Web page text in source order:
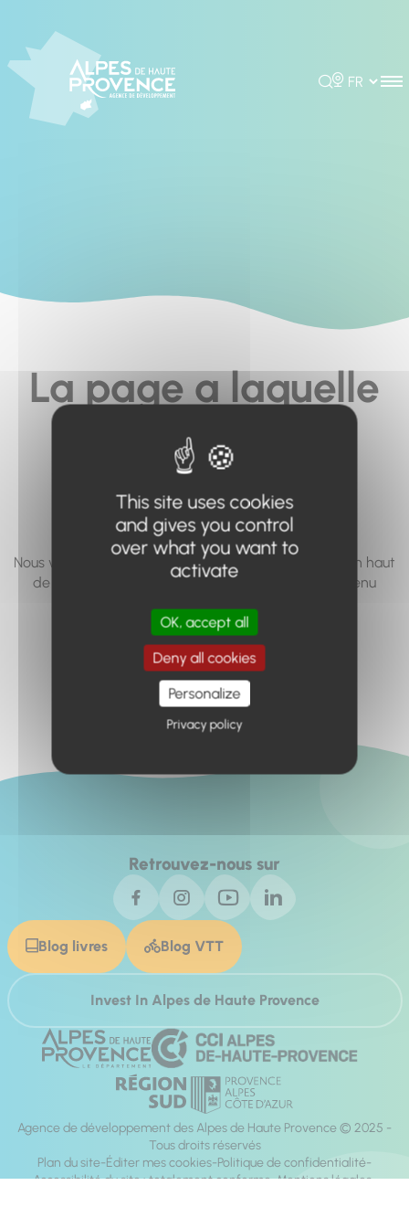
Rechercher
Choisir la
La page a laquelle
vous cherchez à
accéder n'existe
pas... ou plus.
Nous vous invitons à utiliser le moteur de recherche en haut
de page, ou à utiliser le menu pour trouver le contenu
Retour à l'accueil
Retrouvez-nous sur
Blog livres Blog VTT
Invest In Alpes de Haute Provence
Agence de développement des Alpes de Haute Provence © 2025 -
Tous droits réservés
Plan du site Éditer mes cookies Politique de confidentialité
Accessibilité du site : totalement conforme Mentions légales
This site uses cookies
and gives you control
over what you want to
activate
OK, accept all
Deny all cookies
Personalize
Privacy policy